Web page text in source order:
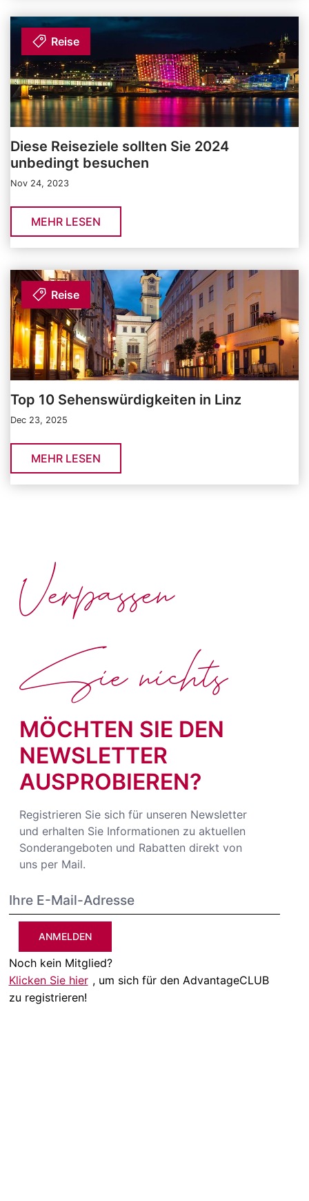
Reise
Diese Reiseziele sollten Sie 2024
unbedingt besuchen
Nov 24, 2023
MEHR LESEN
Reise
Top 10 Sehenswürdigkeiten in Linz
Dec 23, 2025
MEHR LESEN
MÖCHTEN SIE DEN
NEWSLETTER
AUSPROBIEREN?
Registrieren Sie sich für unseren Newsletter
und erhalten Sie Informationen zu aktuellen
Sonderangeboten und Rabatten direkt von
uns per Mail.
ANMELDEN
Noch kein Mitglied?
Klicken Sie hier , um sich für den AdvantageCLUB
zu registrieren!
Verpassen
Sie nichts